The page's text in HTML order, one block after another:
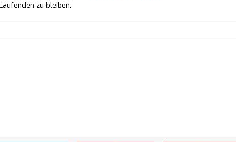
zu bleiben.